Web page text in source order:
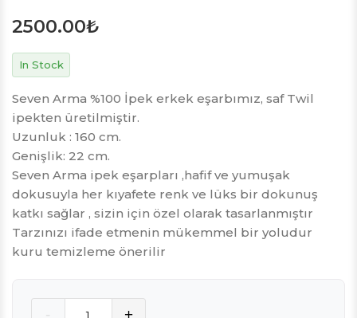
2500.00₺
In Stock
Seven Arma %100 İpek erkek eşarbımız, saf Twil
ipekten üretilmiştir.
Uzunluk : 160 cm.
Genişlik: 22 cm.
Seven Arma ipek eşarpları ,hafif ve yumuşak
dokusuyla her kıyafete renk ve lüks bir dokunuş
katkı sağlar , sizin için özel olarak tasarlanmıştır
Tarzınızı ifade etmenin mükemmel bir yoludur
kuru temizleme önerilir
- +